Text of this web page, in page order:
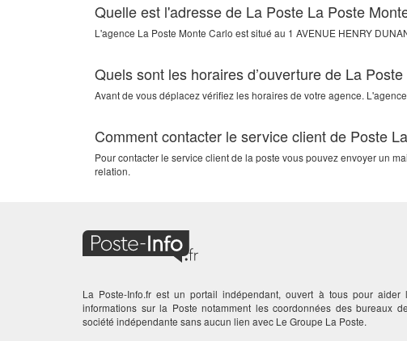
Quelle est l'adresse de La Poste La Poste
L'agence La Poste Monte Carlo est situé au 1 AVENUE HENRY
Quels sont les horaires d’ouverture de La
Avant de vous déplacez vérifiez les horaires de votre agence.
Comment contacter le service client de Poste
Pour contacter le service client de la poste vous pouvez envoyer un
relation.
La Poste-Info.fr est un portail indépendant, ouvert à tous pour aider
informations sur la Poste notamment les coordonnées des bureaux
société indépendante sans aucun lien avec Le Groupe La Poste.